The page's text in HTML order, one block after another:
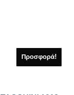
Προσφορά!